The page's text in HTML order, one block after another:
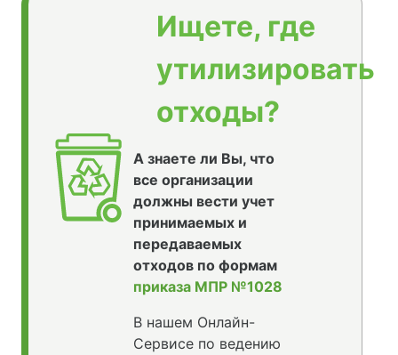
Ищете, где
утилизировать
отходы?
А знаете ли Вы, что
все организации
должны вести учет
принимаемых и
передаваемых
отходов по формам
приказа МПР №1028
В нашем Онлайн-
Сервисе по ведению